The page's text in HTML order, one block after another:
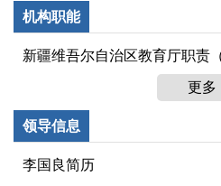
机构职能
更多
领导信息
李国良简历